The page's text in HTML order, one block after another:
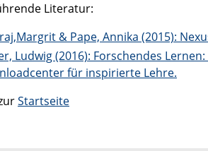
Literatur:
& Pape, Annika (2015):
Ludwig (2016): Forschendes
für inspirierte Lehre.
Startseite